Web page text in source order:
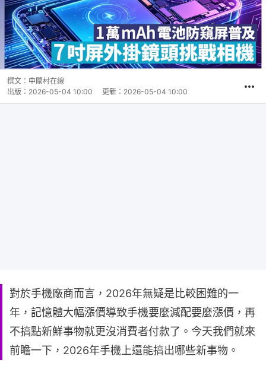
撰文： 中關村在線
出版： 2026-05-04 10:00 更新： 2026-05-04 10:00
對於手機廠商而言，2026年無疑是比較困難的一
年，記憶體大幅漲價導致手機要麼減配要麼漲價，再
不搞點新鮮事物就更沒消費者付款了。今天我們就來
前瞻一下，2026年手機上還能搞出哪些新事物。